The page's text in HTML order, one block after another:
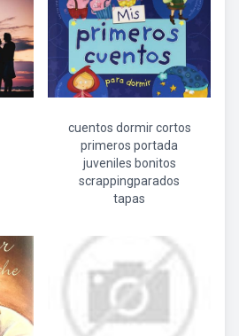
cuentos dormir cortos
primeros portada
juveniles bonitos
scrappingparados
tapas